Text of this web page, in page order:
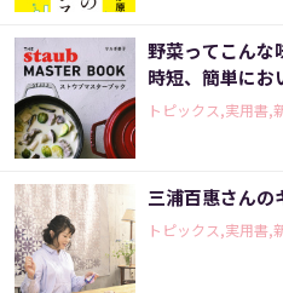
野菜ってこんな
時短、簡単にお
トピックス,実用書,
三浦百惠さんの
トピックス,実用書,